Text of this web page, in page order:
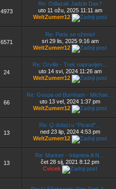
4973
Re: Odlazak Jadzie Dax?
uto 11 ožu, 2025 11:11 am
WeltZumerr12
6571
Re: Paris se oženio!
sri 29 lis, 2025 9:16 am
WeltZumerr12
24
Re: Orville - Trek napravljen…
uto 14 svi, 2024 11:26 am
WeltZumerr12
66
Re: Gospa od Burnham - Michae…
uto 13 vel, 2024 1:37 pm
WeltZumerr12
13
Re: Q dolazi u "Picard"…
ned 23 lip, 2024 4:53 pm
WeltZumerr12
13
Re: Mariner - Iritantna ili N…
čet 28 sij, 2021 8:12 pm
Cvicek